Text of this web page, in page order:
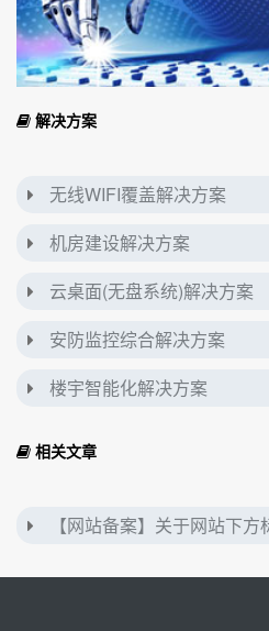
解决方案
无线WIFI覆盖解决方案
机房建设解决方案
云桌面(无盘系统)解决方案
安防监控综合解决方案
楼宇智能化解决方案
相关文章
【网站备案】关于网站下